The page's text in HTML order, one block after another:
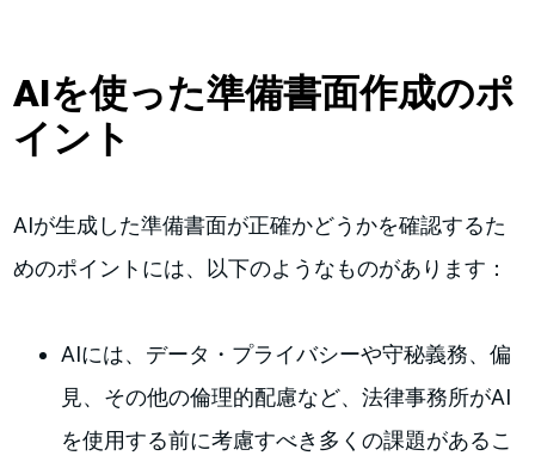
AIを使った準備書面作成のポ
イント
AIが生成した準備書面が正確かどうかを確認するた
めのポイントには、以下のようなものがあります：
AIには、データ・プライバシーや守秘義務、偏
見、その他の倫理的配慮など、法律事務所がAI
を使用する前に考慮すべき多くの課題があるこ